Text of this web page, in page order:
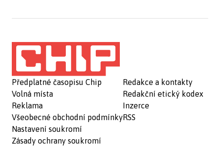
Předplatné časopisu Chip
Volná místa
Reklama
Všeobecné obchodní podmínky
Nastavení soukromí
Zásady ochrany soukromí
Redakce a kontakty
Redakční etický kodex
Inzerce
RSS